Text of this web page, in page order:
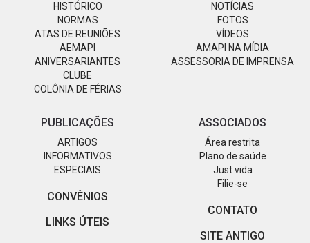
HISTÓRICO
NORMAS
ATAS DE REUNIÕES
AEMAPI
ANIVERSARIANTES
CLUBE
COLÔNIA DE FÉRIAS
NOTÍCIAS
FOTOS
VÍDEOS
AMAPI NA MÍDIA
ASSESSORIA DE IMPRENSA
PUBLICAÇÕES
ARTIGOS
INFORMATIVOS
ESPECIAIS
CONVÊNIOS
LINKS ÚTEIS
ASSOCIADOS
Área restrita
Plano de saúde
Just vida
Filie-se
CONTATO
SITE ANTIGO